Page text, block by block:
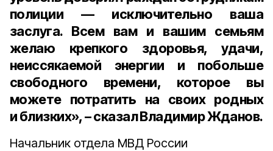
полиции — исключительно ваша
заслуга. Всем вам и вашим семьям
желаю крепкого здоровья, удачи,
неиссякаемой энергии и побольше
свободного времени, которое вы
можете потратить на своих родных
и близких», – сказал Владимир Жданов.
Начальник отдела МВД России